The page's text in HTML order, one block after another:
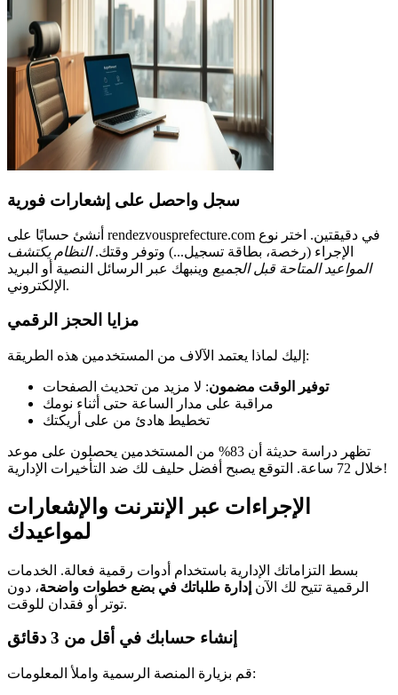
سجل واحصل على إشعارات فورية
أنشئ حسابًا على rendezvousprefecture.com في دقيقتين. اختر نوع
الإجراء (رخصة، بطاقة تسجيل...) وتوفر وقتك.النظام يكتشف
المواعيد المتاحة قبل الجميع وينبهك عبر الرسائل النصية أو البريد
الإلكتروني.
مزايا الحجز الرقمي
إليك لماذا يعتمد الآلاف من المستخدمين هذه الطريقة:
توفير الوقت مضمون: لا مزيد من تحديث الصفحات
مراقبة على مدار الساعة حتى أثناء نومك
تخطيط هادئ من على أريكتك
تظهر دراسة حديثة أن 83% من المستخدمين يحصلون على موعد
خلال 72 ساعة. التوقع يصبح أفضل حليف لك ضد التأخيرات الإدارية!
الإجراءات عبر الإنترنت والإشعارات
لمواعيدك
بسط التزاماتك الإدارية باستخدام أدوات رقمية فعالة. الخدمات
الرقمية تتيح لك الآن إدارة طلباتك في بضع خطوات واضحة، دون
توتر أو فقدان للوقت.
إنشاء حسابك في أقل من 3 دقائق
قم بزيارة المنصة الرسمية واملأ المعلومات: